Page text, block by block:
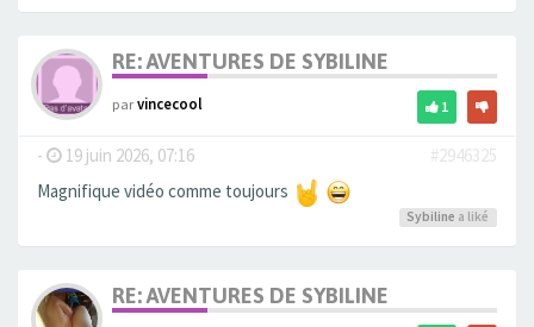
RE: AVENTURES DE SYBILINE
parvincecool 1
- 19 juin 2026, 07:16
#2946325
Magnifique vidéo comme toujours
Sybiline a liké
RE: AVENTURES DE SYBILINE